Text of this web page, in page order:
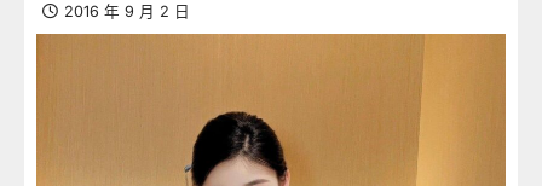
2016 年 9 月 2 日